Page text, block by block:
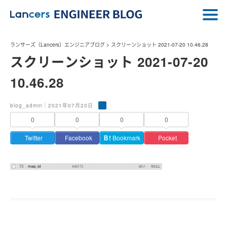
ランサーズ（Lancers）エンジニアブログ > スクリーンショット 2021-07-20 10.46.28
スクリーンショット 2021-07-20
10.46.28
blog_admin｜2021年07月20日
0
Twitter
0
Facebook
0
Ｂ! Bookmark
0
Pocket